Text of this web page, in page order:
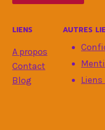
LIENS
A propos
Contact
Blog
AUTRES